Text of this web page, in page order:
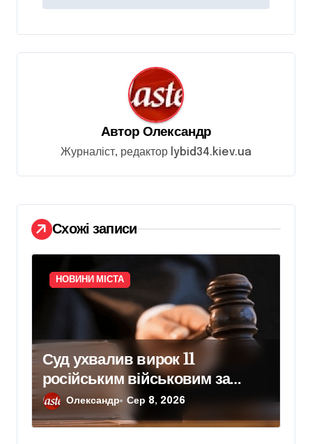
г
а
ц
п
с
і
в
Автор Олександр
Журналіст, редактор lybid34.kiev.ua
Схожі записи
НОВИНИ МІСТА
Суд ухвалив вирок 11
російським військовим за
вбивство шести цивільних на
Київщині
Олександр Сер 8, 2026